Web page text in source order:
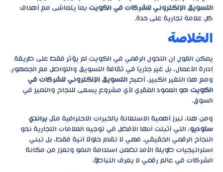
التسويق الإلكتروني للشركات في الكويت بما يتماشى مع أهداف
كل علامة تجارية على حدة.
الخلاصة
يمكن القول إن التحول الرقمي في الكويت لم يؤثر فقط على طريقة
إدارة الأعمال، بل غيّر جذريًا في ثقافة التسويق والتواصل مع الجمهور.
ومع هذا التغير الكبير، أصبح التسويق الإلكتروني للشركات في
الكويت هو العمود الفقري لأي مشروع يسعى للنجاح والتميز في
السوق.
ومن هنا، تبرز أهمية الاستعانة بالخبرات الاحترافية مثل براندي
ستوديو، التي أثبتت أنها الأفضل في توجيه العلامات التجارية نحو
النجاح الرقمي الحقيقي. فهي لا تقدم حلولًا آنية فقط، بل تبني
استراتيجيات طويلة الأمد تضمن استدامة النمو وتعزز من مكانة
الشركات في عالم رقمي لا يعرف التباطؤ.